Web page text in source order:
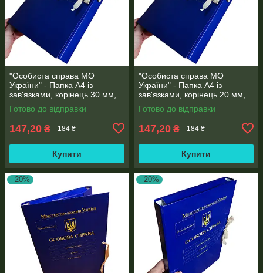
"Особиста справа МО
України" - Папка А4 із
зав'язками, корінець 30 мм,
матове PP-покриття
Готово до відправки
147,20 ₴ 184 ₴
Купити
"Особиста справа МО
України" - Папка А4 із
зав'язками, корінець 20 мм,
матове PP-покриття
Готово до відправки
147,20 ₴ 184 ₴
Купити
–20% –20%